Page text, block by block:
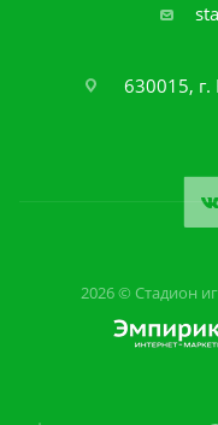
630015, г.
2026 © Стадион